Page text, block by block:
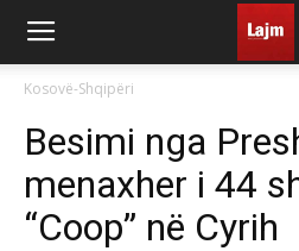
Kosovë-Shqipëri
Besimi nga
menaxher i 44
“Coop” në Cyrih